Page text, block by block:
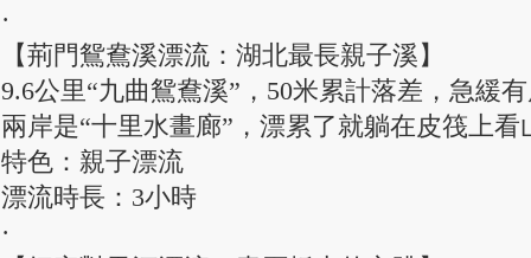
·
【荊門鴛鴦溪漂流：湖北最長親子溪】
9.6公里“九曲鴛鴦溪”，50米累計落差，急緩
兩岸是“十里水畫廊”，漂累了就躺在皮筏上
特色：親子漂流
漂流時長：3小時
·